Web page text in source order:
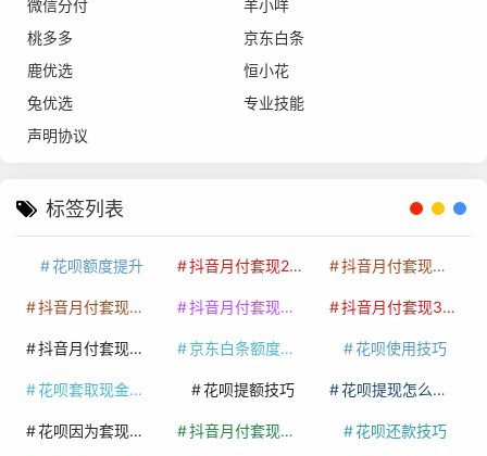
微信分付
羊小咩
桃多多
京东白条
鹿优选
恒小花
兔优选
专业技能
声明协议
标签列表
花呗额度提升 抖音月付套现24小时接单 抖音月付套现怎么套
抖音月付套现多少手续费 抖音月付套现商家有哪些 抖音月付套现30秒技巧
抖音月付套现最新方法 京东白条额度提升 花呗使用技巧
花呗套取现金最佳方法 花呗提额技巧 花呗提现怎么操作
花呗因为套现被限额了这种情况要多久才会好 抖音月付套现秒回100起 花呗还款技巧